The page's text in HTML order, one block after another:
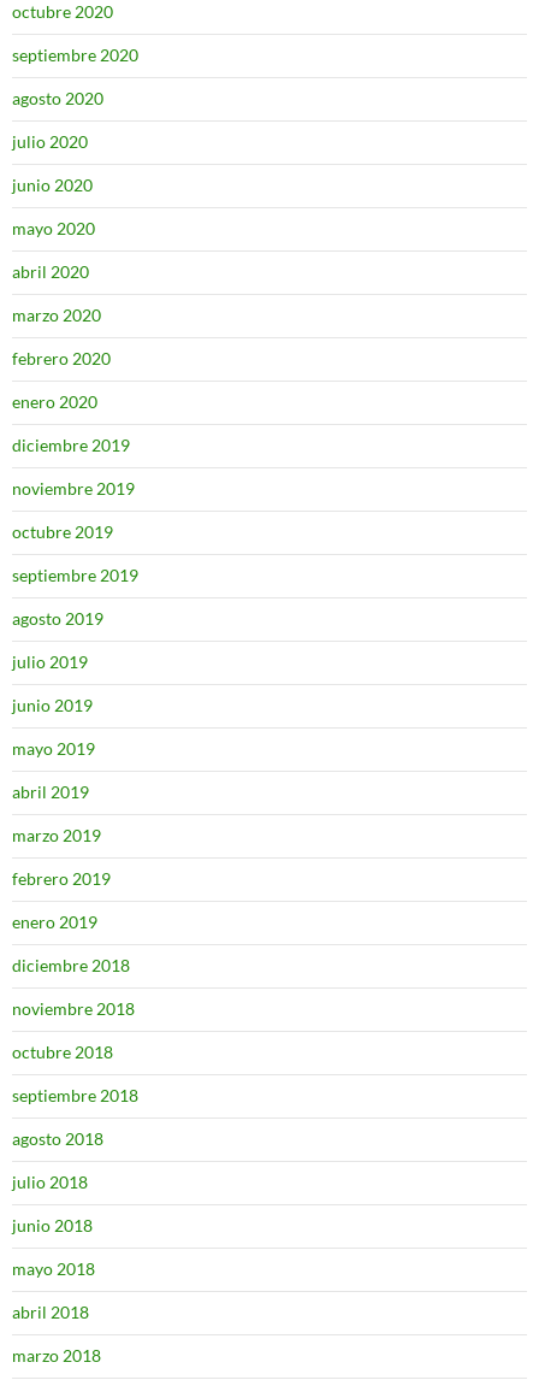
octubre 2020
septiembre 2020
agosto 2020
julio 2020
junio 2020
mayo 2020
abril 2020
marzo 2020
febrero 2020
enero 2020
diciembre 2019
noviembre 2019
octubre 2019
septiembre 2019
agosto 2019
julio 2019
junio 2019
mayo 2019
abril 2019
marzo 2019
febrero 2019
enero 2019
diciembre 2018
noviembre 2018
octubre 2018
septiembre 2018
agosto 2018
julio 2018
junio 2018
mayo 2018
abril 2018
marzo 2018